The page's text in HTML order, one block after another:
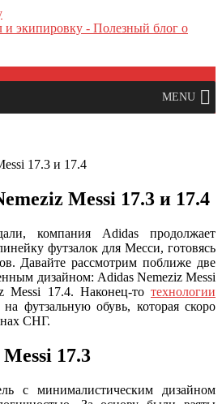
MENU
17.3 и 17.4
Messi 17.3 и 17.4
компания Adidas продолжает
футзалок для Месси, готовясь
Давайте рассмотрим поближе две
дизайном: Adidas Nemeziz Messi
17.4. Наконец-то технологии
футзальную обувь, которая скоро
СНГ.
17.3
с минималистическим дизайном